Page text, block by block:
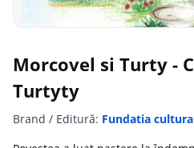
Morcovel si Turty -
Turtyty
Brand / Editură: Fundatia